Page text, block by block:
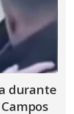
durante